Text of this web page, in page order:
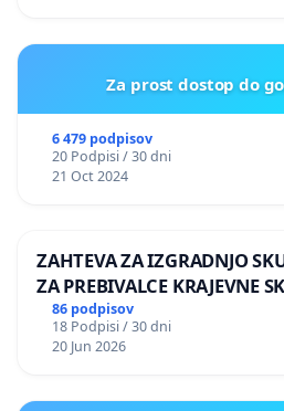
Za prost dostop do
6 479 podpisov
20 Podpisi / 30 dni
21 Oct 2024
ZAHTEVA ZA IZGRADNJO
ZA PREBIVALCE KRAJEVNE
PRESTRANEK
86 podpisov
18 Podpisi / 30 dni
20 Jun 2026